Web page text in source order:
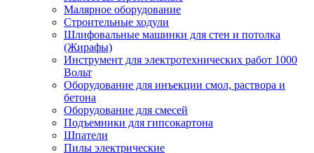
Малярное оборудование
Строительные ходули
Шлифовальные машинки для стен и потолка
(Жирафы)
Инструмент для электротехнических работ 1000
Вольт
Оборудование для инъекции смол, раствора и
бетона
Оборудование для смесей
Подъемники для гипсокартона
Шпатели
Пилы электрические